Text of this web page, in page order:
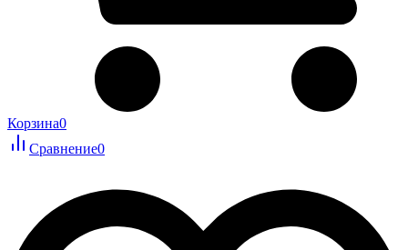
Корзина0
Сравнение0